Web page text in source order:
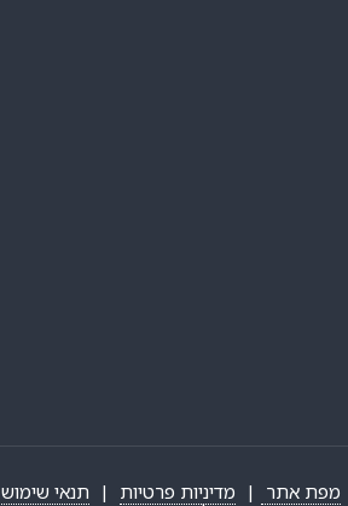
מפת אתר | מדיניות פרטיות | תנאי שימוש